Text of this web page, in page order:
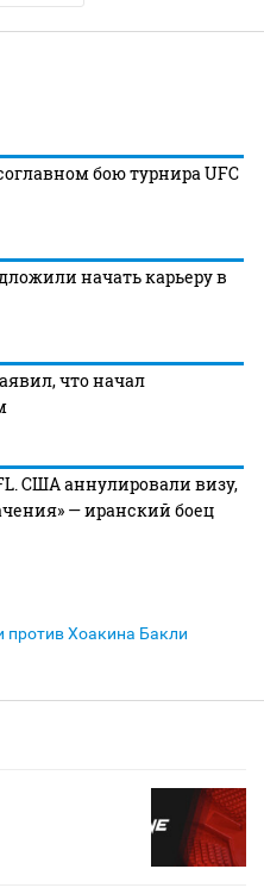
бою турнира UFC
начать карьеру в
что начал
США аннулировали визу,
— иранский боец
против Хоакина Бакли